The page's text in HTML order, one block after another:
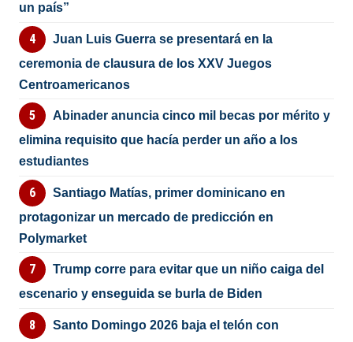
un país”
Juan Luis Guerra se presentará en la
ceremonia de clausura de los XXV Juegos
Centroamericanos
Abinader anuncia cinco mil becas por mérito y
elimina requisito que hacía perder un año a los
estudiantes
Santiago Matías, primer dominicano en
protagonizar un mercado de predicción en
Polymarket
Trump corre para evitar que un niño caiga del
escenario y enseguida se burla de Biden
Santo Domingo 2026 baja el telón con